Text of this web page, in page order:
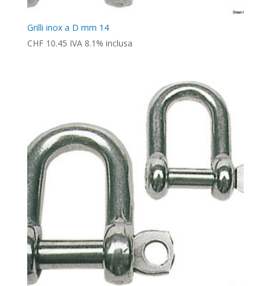
Grilli inox a D mm 14
CHF10.45 IVA 8.1% inclusa